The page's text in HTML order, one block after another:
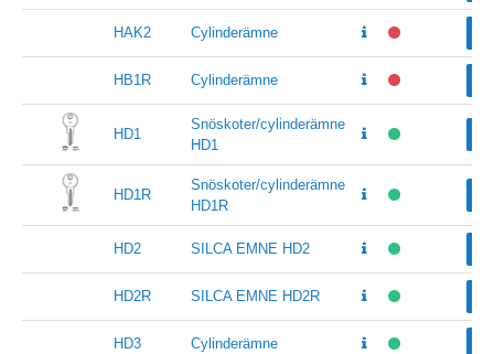
HAK2 Cylinderämne
HB1R Cylinderämne
HD1
Snöskoter/cylinderämne
HD1
HD1R
Snöskoter/cylinderämne
HD1R
HD2 SILCA EMNE HD2
HD2R SILCA EMNE HD2R
HD3 Cylinderämne